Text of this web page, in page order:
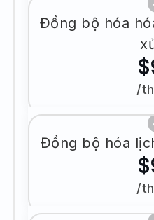
Đồng bộ hóa
/
Đồng bộ hóa
/